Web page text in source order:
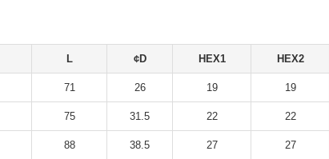
L ¢D HEX1 HEX2
71 26 19 19
75 31.5 22 22
88 38.5 27 27